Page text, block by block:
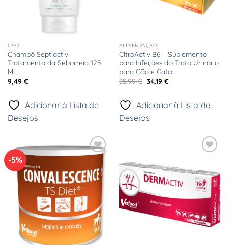
CÃO
Champô Septiactiv –
Tratamento da Seborreia 125
ML
9,49 €
Adicionar à Lista de
Desejos
ALIMENTAÇÃO
CitroActiv B6 – Suplemento
para Infeções do Trato Urinário
para Cão e Gato
35,99€ O
preço
era:
35,99 €.
34,19 €O
34,19 €.
Adicionar à Lista de
Desejos
-5%
Adicionar
de
Desejos
de
Desejos